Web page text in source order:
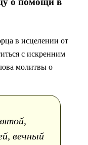
в исцелении от
с искренним
молитвы о
вечный